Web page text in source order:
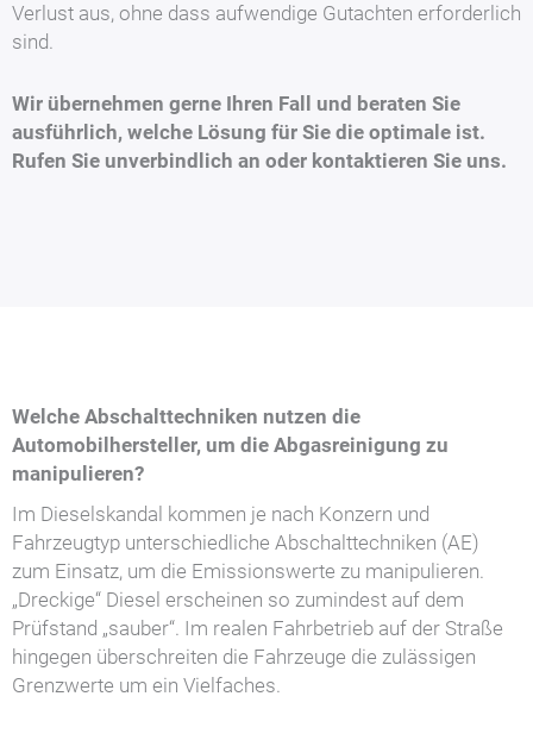
Verlust aus, ohne dass aufwendige Gutachten erforderlich
sind.
Wir übernehmen gerne Ihren Fall und beraten Sie
ausführlich, welche Lösung für Sie die optimale ist.
Rufen Sie unverbindlich an oder kontaktieren Sie uns.
Welche Abschalttechniken nutzen die
Automobilhersteller, um die Abgasreinigung zu
manipulieren?
Im Dieselskandal kommen je nach Konzern und
Fahrzeugtyp unterschiedliche Abschalttechniken (AE)
zum Einsatz, um die Emissionswerte zu manipulieren.
„Dreckige“ Diesel erscheinen so zumindest auf dem
Prüfstand „sauber“. Im realen Fahrbetrieb auf der Straße
hingegen überschreiten die Fahrzeuge die zulässigen
Grenzwerte um ein Vielfaches.